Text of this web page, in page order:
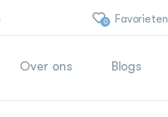
0 Favorieten
Over ons Blogs